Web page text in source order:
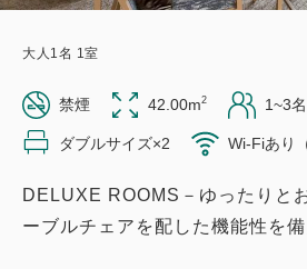
大人 1名 1室
禁煙 42.00m2 1~3名
ダブルサイズ×2 Wi-Fiあり
DELUXE ROOMS－ゆったりと
ーブルチェアを配した機能性を